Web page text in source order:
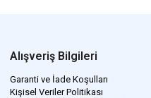
Alışveriş Bilgileri
Garanti ve İade Koşulları
Kişisel Veriler Politikası